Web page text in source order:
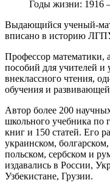
Годы жизни: 1916
Выдающийся ученый-
вписано в историю
Профессор математики,
пособий для учителей и
внеклассного чтения,
обучения и
Автор более 200
школьного учебника по
книг и 150 статей. Его
украинском,
польском, сербском и
издавались в России,
Узбекистане, Грузии.